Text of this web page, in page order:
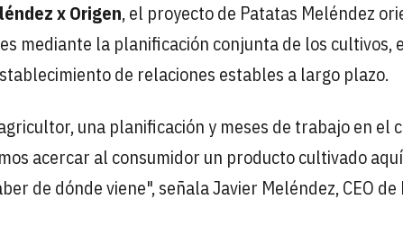
x Origen, el proyecto de Patatas Meléndez
mediante la planificación conjunta de los cultivos,
de relaciones estables a largo plazo.
una planificación y meses de trabajo en el
acercar al consumidor un producto cultivado
de dónde viene", señala Javier Meléndez, CEO